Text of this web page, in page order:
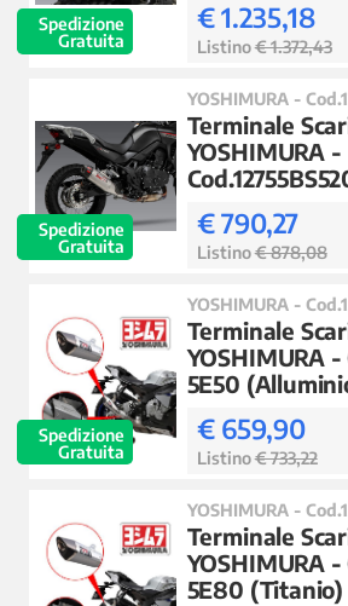
Spedizione
Gratuita
€ 1.235,18
Listino€ 1.372,43
Spedizione
Gratuita
YOSHIMURA -
Terminale
YOSHIMURA -
€ 790,27
Listino€ 878,08
Spedizione
Gratuita
YOSHIMURA -
Terminale
YOSHIMURA
5E50
€ 659,90
Listino€ 733,22
YOSHIMURA -
Terminale
YOSHIMURA
5E80 (Titanio)